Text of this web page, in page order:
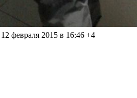
12 февраля 2015 в 16:46 +4